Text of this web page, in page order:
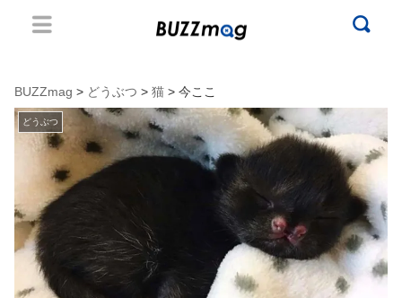
BUZZmag > どうぶつ > 猫 > 今ここ
どうぶつ